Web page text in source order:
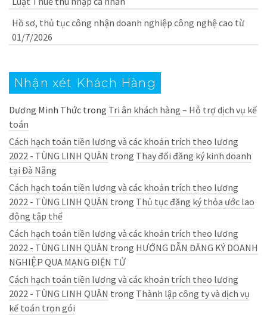
Hồ sơ, thủ tục công nhận doanh nghiệp công nghệ cao từ
01/7/2026
Nhận xét Khách Hàng
Dương Minh Thức trong Tri ân khách hàng – Hỗ trợ dịch vụ kế
toán
Cách hạch toán tiền lương và các khoản trích theo lương
2022 - TÙNG LINH QUÂN trong Thay đổi đăng ký kinh doanh
tại Đà Nẵng
Cách hạch toán tiền lương và các khoản trích theo lương
2022 - TÙNG LINH QUÂN trong Thủ tục đăng ký thỏa ước lao
động tập thể
Cách hạch toán tiền lương và các khoản trích theo lương
2022 - TÙNG LINH QUÂN trong HƯỚNG DẪN ĐĂNG KÝ DOANH
NGHIỆP QUA MẠNG ĐIỆN TỬ
Cách hạch toán tiền lương và các khoản trích theo lương
2022 - TÙNG LINH QUÂN trong Thành lập công ty và dịch vụ
kế toán trọn gói